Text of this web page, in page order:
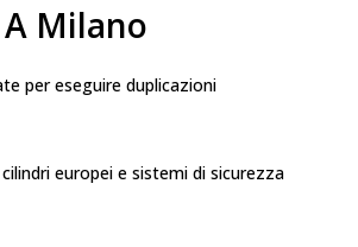
A Milano
per eseguire duplicazioni
europei e sistemi di sicurezza